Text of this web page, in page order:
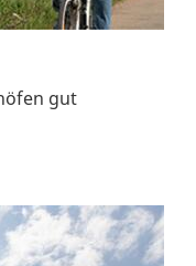
gut